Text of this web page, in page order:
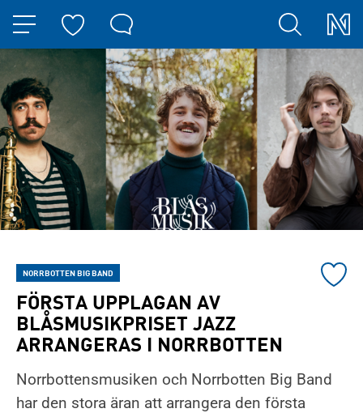
HOPPA TILL NAVIGERINGEN
HOPPA TILL INNEHÅLLET
NORRBOTTEN BIG BAND
FÖRSTA UPPLAGAN AV
BLÅSMUSIKPRISET JAZZ
ARRANGERAS I NORRBOTTEN
Lägg
till
har
nu
Norrbottensmusiken och Norrbotten Big Band
har den stora äran att arrangera den första